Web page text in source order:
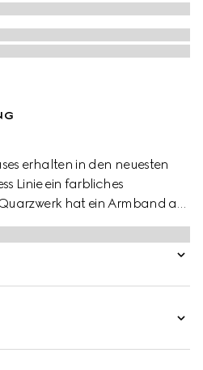
erhalten in den neuesten
Linie ein farbliches
hat ein Armband aus